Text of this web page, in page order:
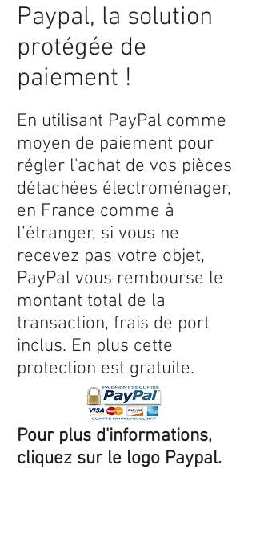
Paypal, la solution
protégée de
paiement !
En utilisant PayPal comme
moyen de paiement pour
régler l'achat de vos pièces
détachées électroménager,
en France comme à
l’étranger, si vous ne
recevez pas votre objet,
PayPal vous rembourse le
montant total de la
transaction, frais de port
inclus. En plus cette
protection est gratuite.
Pour plus d'informations,
cliquez sur le logo Paypal.